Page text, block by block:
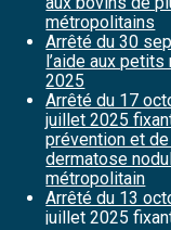
métropolitains
Arrêté du 30
l’aide aux
2025
Arrêté du 17
juillet 2025
prévention et
dermatose
métropolitain
Arrêté du 13
juillet 2025